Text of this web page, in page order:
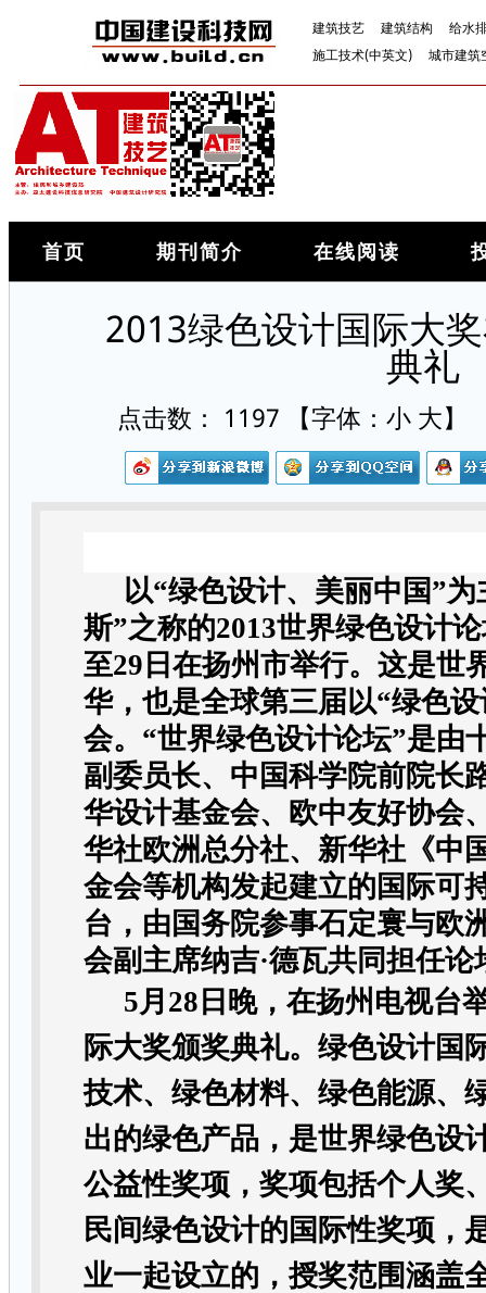
建筑技艺 建筑结构
给水
施工技术(中英文)
城市建筑
首页 期刊简介 在线阅读
2013绿色设计国际大
典礼
点击数： 1197 【字体： 小 大】
以“绿色设计、美丽中国”
斯”之称的2013世界绿色设计
至29日在扬州市举行。这是世
华，也是全球第三届以“绿色
会。“世界绿色设计论坛”是由
副委员长、中国科学院前院长
华设计基金会、欧中友好协会
华社欧洲总分社、新华社《中
金会等机构发起建立的国际可
台，由国务院参事石定寰与欧
会副主席纳吉·德瓦共同担任论
5月 28 日晚，在扬州电视台
际大奖颁奖典礼。 绿色设计国
技术、绿色材料、绿色能源、
出的绿色产品，是世界绿色设
公益性奖项，奖项包括个人奖
民间绿色设计的国际性奖项，
业一起设立的，授奖范围涵盖